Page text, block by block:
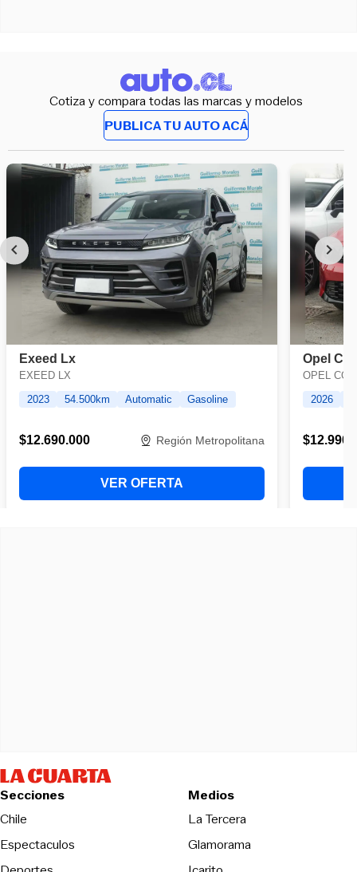
Cotiza y compara todas las marcas y modelos
PUBLICA TU AUTO ACÁ
Secciones
Chile
Espectaculos
Medios
La TerceraOpens in new
Glamorama